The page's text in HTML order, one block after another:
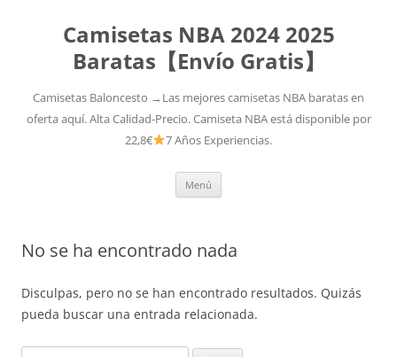
Camisetas NBA 2024 2025
Baratas【Envío Gratis】
Camisetas Baloncesto →Las mejores camisetas NBA baratas en
oferta aquí. Alta Calidad-Precio. Camiseta NBA está disponible por
22,8€
7 Años Experiencias.
Menú
No se ha encontrado nada
Disculpas, pero no se han encontrado resultados. Quizás
pueda buscar una entrada relacionada.